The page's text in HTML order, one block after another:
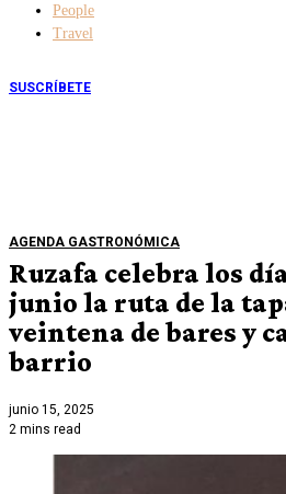
People
Travel
SUSCRÍBETE
AGENDA GASTRONÓMICA
Ruzafa celebra los
junio la ruta de la
veintena de bares y
barrio
junio 15, 2025
2 mins read